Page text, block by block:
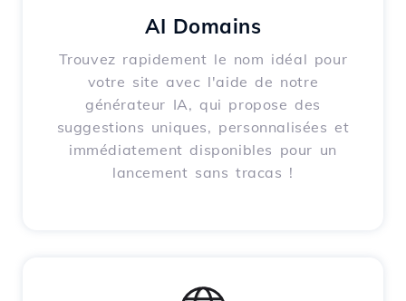
AI Domains
Trouvez rapidement le nom idéal pour
votre site avec l'aide de notre
générateur IA, qui propose des
suggestions uniques, personnalisées et
immédiatement disponibles pour un
lancement sans tracas !